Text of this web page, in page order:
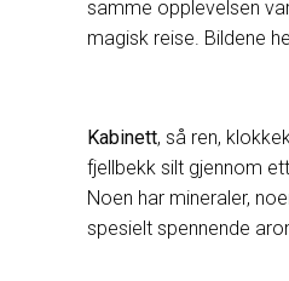
samme opplevelsen
magisk reise. Bildene
Kabinett, så ren,
fjellbekk silt gjennom
Noen har mineraler,
spesielt spennende